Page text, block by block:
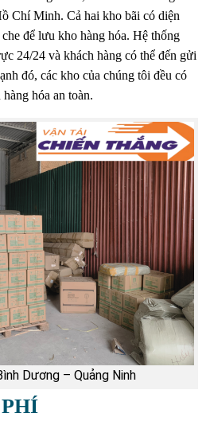
Chí Minh. Cả hai kho bãi có diện
để lưu kho hàng hóa. Hệ thống
24/24 và khách hàng có thể đến gửi
đó, các kho của chúng tôi đều có
hóa an toàn.
Dương – Quảng Ninh